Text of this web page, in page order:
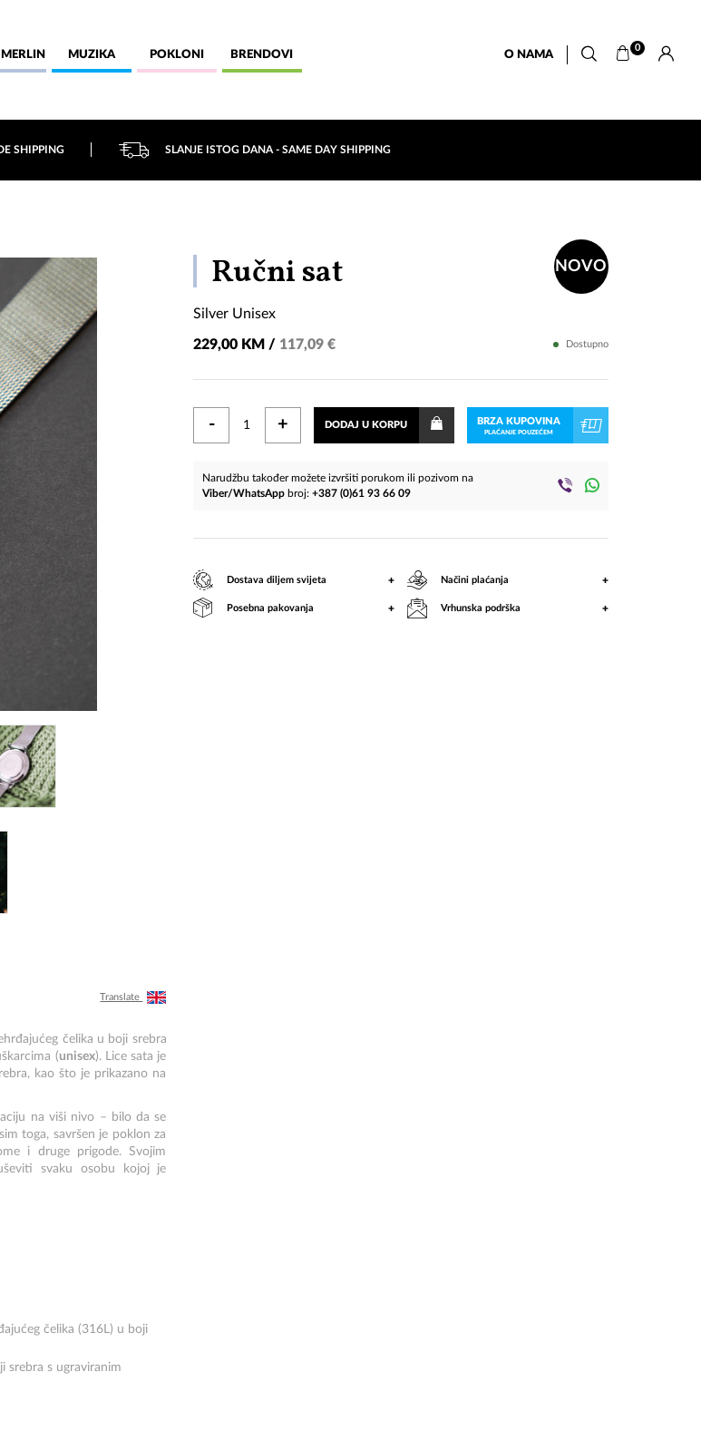
MUZIKA POKLONI BRENDOVI O NAMA
0
SHIPPING SLANJE ISTOG DANA - SAME DAY SHIPPING
Translate
čelika u boji srebra
(unisex). Lice sata je
kao što je prikazano na
na viši nivo – bilo da se
toga, savršen je poklon za
i druge prigode. Svojim
svaku osobu kojoj je
čelika (316L) u boji
srebra s ugraviranim
Ručni sat NOVO
Silver Unisex
229,00 KM / 117,09 € Dostupno
- + DODAJ U KORPU BRZA KUPOVINA
PLAĆANJE POUZEĆEM
Narudžbu također možete izvršiti porukom ili pozivom na
Viber/WhatsApp broj:+387 (0)61 93 66 09
Dostava diljem svijeta + Načini plaćanja +
Posebna pakovanja + Vrhunska podrška +